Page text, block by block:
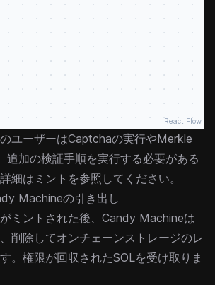
React Flow
ユーザーはCaptchaの実行やMerkle
追加の検証手順を実行する必要がある
細は ミント を参照してください。
Machineの引き出し
ミントされた後、Candy Machineは
削除してオンチェーンストレージのレ
。権限が回収されたSOLを受け取りま